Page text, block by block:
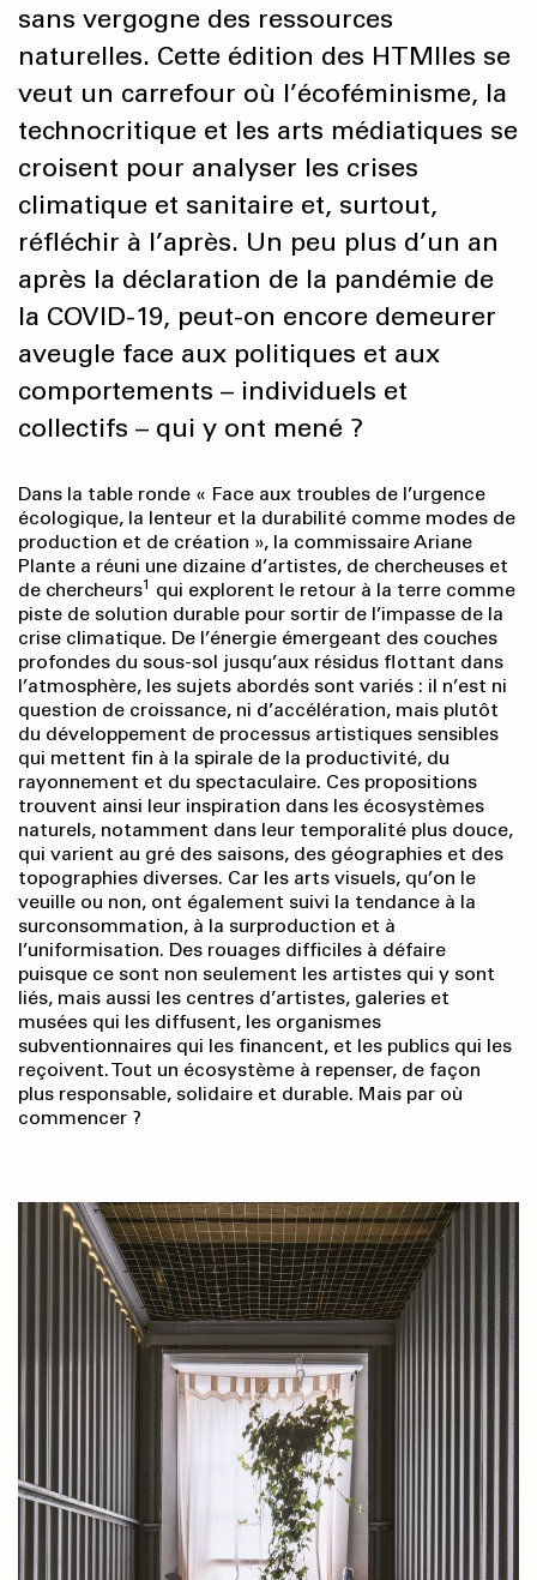
sans vergogne des ressources
naturelles. Cette édition des HTMlles se
veut un carrefour où l’écoféminisme, la
technocritique et les arts médiatiques se
croisent pour analyser les crises
climatique et sanitaire et, surtout,
réfléchir à l’après. Un peu plus d’un an
après la déclaration de la pandémie de
la COVID-19, peut-on encore demeurer
aveugle face aux politiques et aux
comportements – individuels et
collectifs – qui y ont mené ?
Dans la table ronde « Face aux troubles de l’urgence
écologique, la lenteur et la durabilité comme modes de
production et de création », la commissaire Ariane
Plante a réuni une dizaine d’artistes, de chercheuses et
de chercheurs1 qui explorent le retour à la terre comme
piste de solution durable pour sortir de l’impasse de la
crise climatique. De l’énergie émergeant des couches
profondes du sous-sol jusqu’aux résidus flottant dans
l’atmosphère, les sujets abordés sont variés : il n’est ni
question de croissance, ni d’accélération, mais plutôt
du développement de processus artistiques sensibles
qui mettent fin à la spirale de la productivité, du
rayonnement et du spectaculaire. Ces propositions
trouvent ainsi leur inspiration dans les écosystèmes
naturels, notamment dans leur temporalité plus douce,
qui varient au gré des saisons, des géographies et des
topographies diverses. Car les arts visuels, qu’on le
veuille ou non, ont également suivi la tendance à la
surconsommation, à la surproduction et à
l’uniformisation. Des rouages difficiles à défaire
puisque ce sont non seulement les artistes qui y sont
liés, mais aussi les centres d’artistes, galeries et
musées qui les diffusent, les organismes
subventionnaires qui les financent, et les publics qui les
reçoivent. Tout un écosystème à repenser, de façon
plus responsable, solidaire et durable. Mais par où
commencer ?